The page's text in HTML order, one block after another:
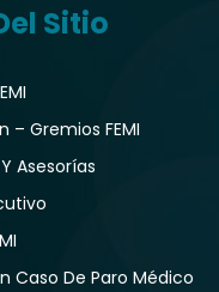
Sitio
– Gremios FEMI
Asesorías
Caso De Paro Médico